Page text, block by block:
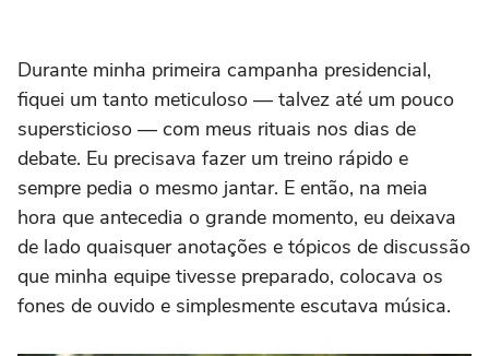
Durante minha primeira campanha presidencial,
fiquei um tanto meticuloso — talvez até um pouco
supersticioso — com meus rituais nos dias de
debate. Eu precisava fazer um treino rápido e
sempre pedia o mesmo jantar. E então, na meia
hora que antecedia o grande momento, eu deixava
de lado quaisquer anotações e tópicos de discussão
que minha equipe tivesse preparado, colocava os
fones de ouvido e simplesmente escutava música.